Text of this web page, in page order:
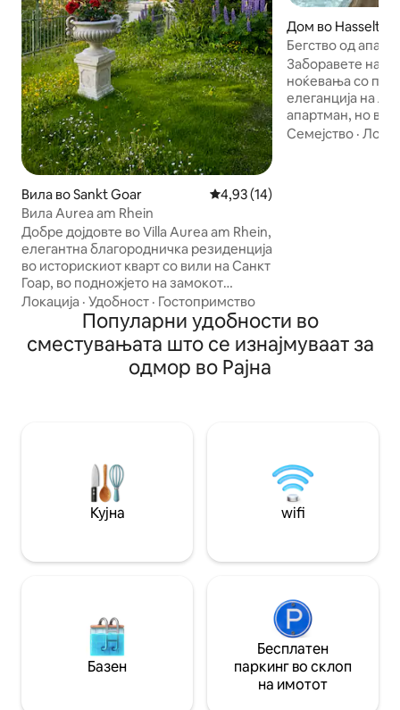
Вила во Sankt Goar Просечна оцена: 4,93 од 5,
4,93 (14)
Вила Aurea am Rhein
Добре дојдовте во Villa Aurea am Rhein,
елегантна благородничка резиденција
во историскиот кварт со вили на Санкт
Гоар, во подножјето на замокот
Рајнфелс. Вилата го отелотворува
тивкиот луксуз и го комбинира
аристократското наследство со
елегантен ентериер, приватен балкон
со поглед на Рајна и идилична градина.
од светското културно наследство на
Локација · Удобност · Гостопримство
Дом во Hasselt
Бегство од
луксузно
Заборавете на
ноќевања со
елеганција на
апартман, но во
исклучиво за
приватен
Семејство ·
Популарни удобности во
сместувањата што се изнајмуваат за
одмор во Рајна
Кујна wifi
Базен
Бесплатен
паркинг во склоп
на имотот